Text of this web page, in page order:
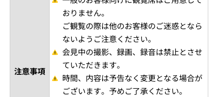
注意事項
おりません。
ご観覧の際は他のお客様のご迷惑となら
ないようご注意ください。
会見中の撮影、録画、録音は禁止とさせ
ていただきます。
時間、内容は予告なく変更となる場合が
ございます。予めご了承ください。